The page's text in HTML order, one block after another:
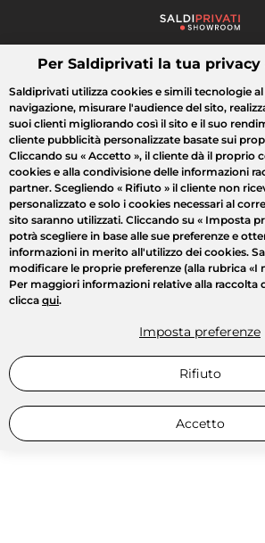
Cosa cerchi?
Tutte le vendite Moda Casa Bellezza
Per Saldiprivati la tua
Saldiprivati utilizza cookies e simili tecnologie al
navigazione, misurare l'audience del sito,
suoi clienti migliorando così il sito e il suo
cliente pubblicità personalizzate basate sui
Cliccando su « Accetto », il cliente dà il proprio
cookies e alla condivisione delle informazioni
partner. Scegliendo « Rifiuto » il cliente non
personalizzato e solo i cookies necessari al
sito saranno utilizzati. Cliccando su « Imposta
potrà scegliere in base alle sue preferenze e
informazioni in merito all'utilizzo dei cookies.
modificare le proprie preferenze (alla rubrica «I
Per maggiori informazioni relative alla raccolta
clicca qui.
Imposta preferenze
Rifiuto
Accetto